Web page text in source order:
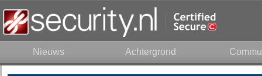
Nieuws Achtergrond